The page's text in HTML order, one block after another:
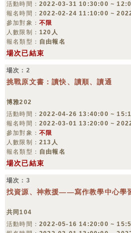
活動時間： 2022-03-31 10:30:00 ~
報名時間： 2022-02-24 11:10:00 ~
參加對象： 不限
人數限制： 120人
報名類型： 自由報名
場次已結束
場次：2
挑戰原文書：讀快、讀順、讀通
博雅202
活動時間： 2022-04-26 13:40:00 ~
報名時間： 2022-03-01 13:20:00 ~
參加對象： 不限
人數限制： 213人
報名類型： 自由報名
場次已結束
場次：3
找資源、神救援——寫作教學中心學
共同104
活動時間： 2022-05-16 14:20:00 ~